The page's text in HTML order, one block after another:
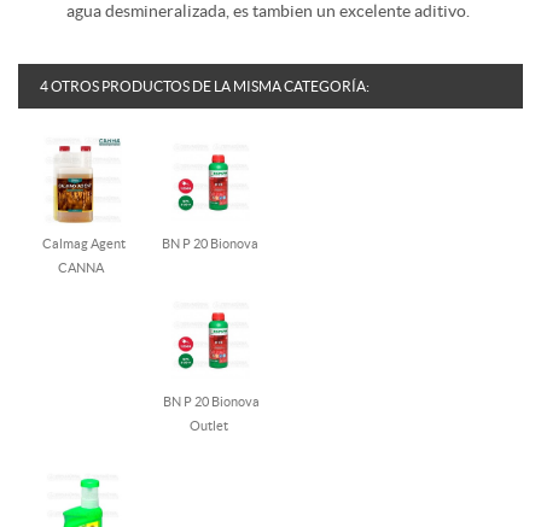
agua desmineralizada, es tambien un excelente aditivo.
4 OTROS PRODUCTOS DE LA MISMA CATEGORÍA:
Calmag Agent
CANNA
BN P 20 Bionova
BN P 20 Bionova
Outlet